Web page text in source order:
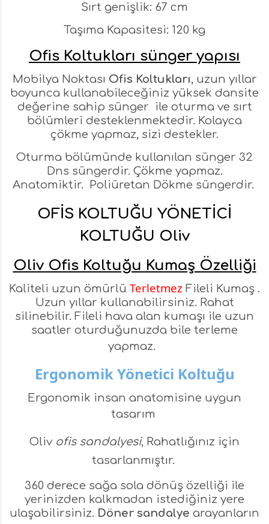
Sırt genişlik: 67 cm
Taşıma Kapasitesi: 120 kg
Ofis Koltukları sünger yapısı
Mobilya Noktası Ofis Koltukları, uzun yıllar
boyunca kullanabileceğiniz yüksek dansite
değerine sahip sünger ile oturma ve sırt
bölümleri desteklenmektedir. Kolayca
çökme yapmaz, sizi destekler.
Oturma bölümünde kullanılan sünger 32
Dns süngerdir. Çökme yapmaz.
Anatomiktir. Poliüretan Dökme süngerdir.
OFİS KOLTUĞU YÖNETİCİ
KOLTUĞU Oliv
Oliv Ofis Koltuğu Kumaş Özelliği
Kaliteli uzun ömürlü Terletmez Fileli Kumaş .
Uzun yıllar kullanabilirsiniz. Rahat
silinebilir. Fileli hava alan kumaşı ile uzun
saatler oturduğunuzda bile terleme
yapmaz.
Ergonomik Yönetici Koltuğu
Ergonomik insan anatomisine uygun
tasarım
Oliv ofis sandalyesi, Rahatlığınız için
tasarlanmıştır.
360 derece sağa sola dönüş özelliği ile
yerinizden kalkmadan istediğiniz yere
ulaşabilirsiniz. Döner sandalye arayanların